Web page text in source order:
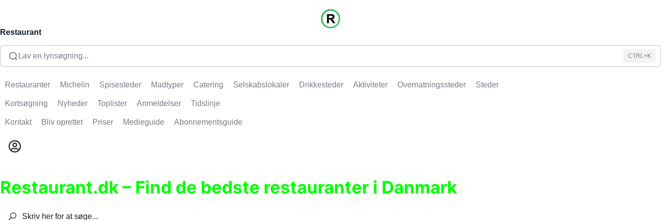
Restaurant
Lav en lynsøgning... CTRL+K
Restauranter Michelin Spisesteder Madtyper Catering Selskabslokaler Drikkesteder Aktiviteter Overnatningssteder Steder
Kortsøgning Nyheder Toplister Anmeldelser Tidslinje
Kontakt Bliv oprettet Priser Medieguide Abonnementsguide
Restaurant.dk – Find de bedste restauranter i Danmark